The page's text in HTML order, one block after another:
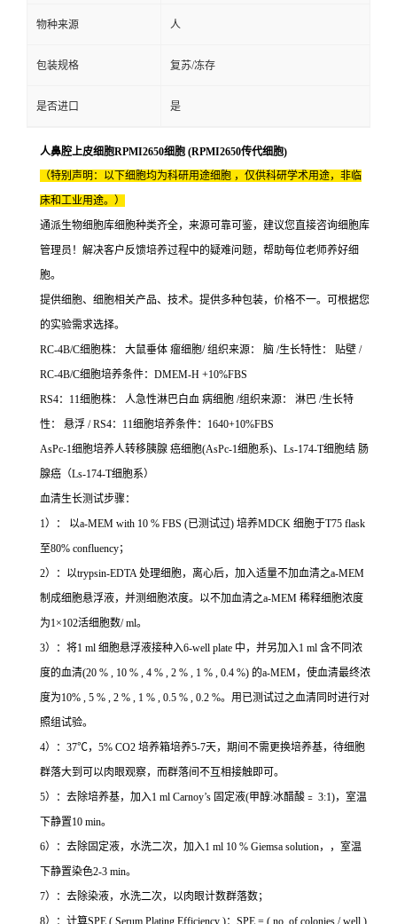
物种来源 人
包装规格 复苏/冻存
是否进口 是
人鼻腔上皮细胞RPMI2650细胞 (RPMI2650传代细胞)
（特别声明：以下细胞均为科研用途细胞 ，仅供科研学术用途，非临
床和工业用途。）
通派生物细胞库细胞种类齐全，来源可靠可鉴，建议您直接咨询细胞库
管理员！解决客户反馈培养过程中的疑难问题，帮助每位老师养好细
胞。
提供细胞、细胞相关产品、技术。提供多种包装，价格不一。可根据您
的实验需求选择。
RC-4B/C细胞株： 大鼠垂体 瘤细胞/ 组织来源： 脑 /生长特性： 贴壁 /
RC-4B/C细胞培养条件：DMEM-H +10%FBS
RS4：11细胞株： 人急性淋巴白血 病细胞 /组织来源： 淋巴 /生长特
性： 悬浮 / RS4：11细胞培养条件：1640+10%FBS
AsPc-1细胞培养人转移胰腺 癌细胞(AsPc-1细胞系)、Ls-174-T细胞结 肠
腺癌（Ls-174-T细胞系）
血清生长测试步骤：
1）： 以a-MEM with 10 % FBS (已测试过) 培养MDCK 细胞于T75 flask
至80% confluency；
2）：以trypsin-EDTA 处理细胞，离心后，加入适量不加血清之a-MEM
制成细胞悬浮液，并测细胞浓度。以不加血清之a-MEM 稀释细胞浓度
为1×102活细胞数/ ml。
3）：将1 ml 细胞悬浮液接种入6-well plate 中，并另加入1 ml 含不同浓
度的血清(20 % , 10 % , 4 % , 2 % , 1 % , 0.4 %) 的a-MEM，使血清最终浓
度为10% , 5 % , 2 % , 1 % , 0.5 % , 0.2 %。用已测试过之血清同时进行对
照组试验。
4）：37℃，5% CO2 培养箱培养5-7天，期间不需更换培养基，待细胞
群落大到可以肉眼观察，而群落间不互相接触即可。
5）：去除培养基，加入1 ml Carnoy’s 固定液(甲醇:冰醋酸﹦ 3:1)，室温
下静置10 min。
6）：去除固定液，水洗二次，加入1 ml 10 % Giemsa solution，，室温
下静置染色2-3 min。
7）：去除染液，水洗二次，以肉眼计数群落数；
8）：计算SPE ( Serum Plating Efficiency )：SPE = ( no. of colonies / well )